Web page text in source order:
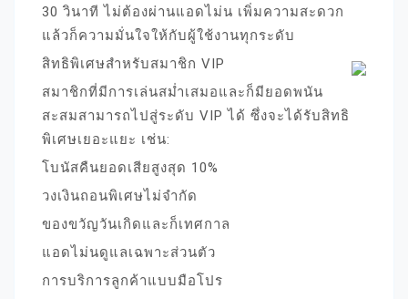
30 วินาที ไม่ต้องผ่านแอดไม่น เพิ่มความสะดวก
แล้วก็ความมั่นใจให้กับผู้ใช้งานทุกระดับ
สิทธิพิเศษสำหรับสมาชิก VIP
สมาชิกที่มีการเล่นสม่ำเสมอและก็มียอดพนัน
สะสมสามารถไปสู่ระดับ VIP ได้ ซึ่งจะได้รับสิทธิ
พิเศษเยอะแยะ เช่น:
โบนัสคืนยอดเสียสูงสุด 10%
วงเงินถอนพิเศษไม่จำกัด
ของขวัญวันเกิดและก็เทศกาล
แอดไม่นดูแลเฉพาะส่วนตัว
การบริการลูกค้าแบบมือโปร